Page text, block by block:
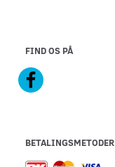
FIND OS PÅ
BETALINGSMETODER